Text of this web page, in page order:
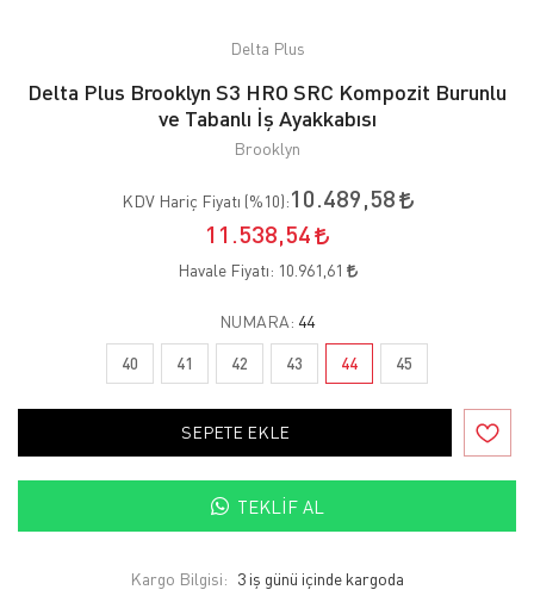
Delta Plus
Delta Plus Brooklyn S3 HRO SRC Kompozit Burunlu
ve Tabanlı İş Ayakkabısı
Brooklyn
KDV Hariç Fiyatı (%10):10.489,58
11.538,54
Havale Fiyatı: 10.961,61
NUMARA: 44
40 41 42 43 44 45
SEPETE EKLE
TEKLIF AL
Kargo Bilgisi: 3 iş günü içinde kargoda